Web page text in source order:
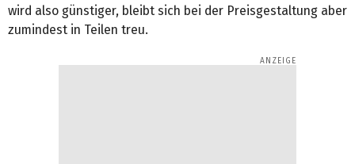
wird also günstiger, bleibt sich bei der Preisgestaltung aber
zumindest in Teilen treu.